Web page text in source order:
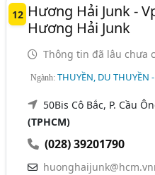
12 Hương Hải Junk -
Hương Hải Junk
Thông tin đã lâu chưa
Ngành:THUYỀN, DU THUYỀN
50Bis Cô Bắc, P. Cầu
(TPHCM)
(028) 39201790